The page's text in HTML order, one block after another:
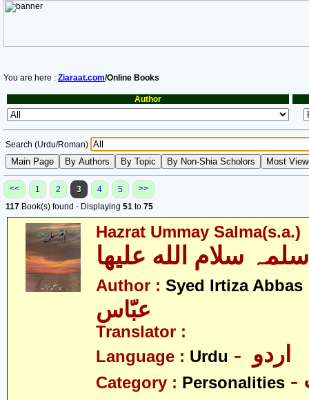
You are here : Ziaraat.com/Online Books
Author
Search (Urdu/Roman)
<< 1 2 3 4 5
>>
117 Book(s) found - Displaying 51 to 75
Hazrat Ummay Salma(s.a.)
Author : Syed Irtiza Abbas
عبّاس
Translator :
Language : Urdu
Category : Personalities